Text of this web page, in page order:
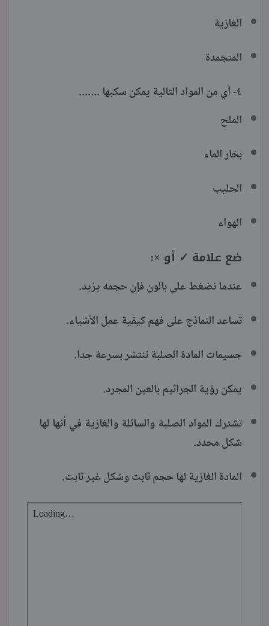
الغازية
المتجمدة
٤- أي من المواد التالية يمكن سكبها .......
الملح
بخار الماء
الحليب
الهواء
ضع علامة ✓ أو ×:
عندما نضغط على بالون فإن حجمه يزيد.
تساعد النماذج على فهم كيفية عمل الأشياء.
جسيمات المادة الصلبة تنتشر بسرعة جدا.
يمكن رؤية الجراثيم بالعين المجرد.
تشترك المواد الصلبة والسائلة والغازية في أنها لها
شكل محدد.
المادة الغازية لها حجم ثابت وشكل غير ثابت.